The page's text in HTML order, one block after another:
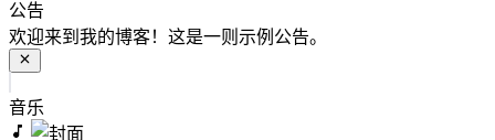
公告
欢迎来到我的博客！这是一则示例公告。
音乐